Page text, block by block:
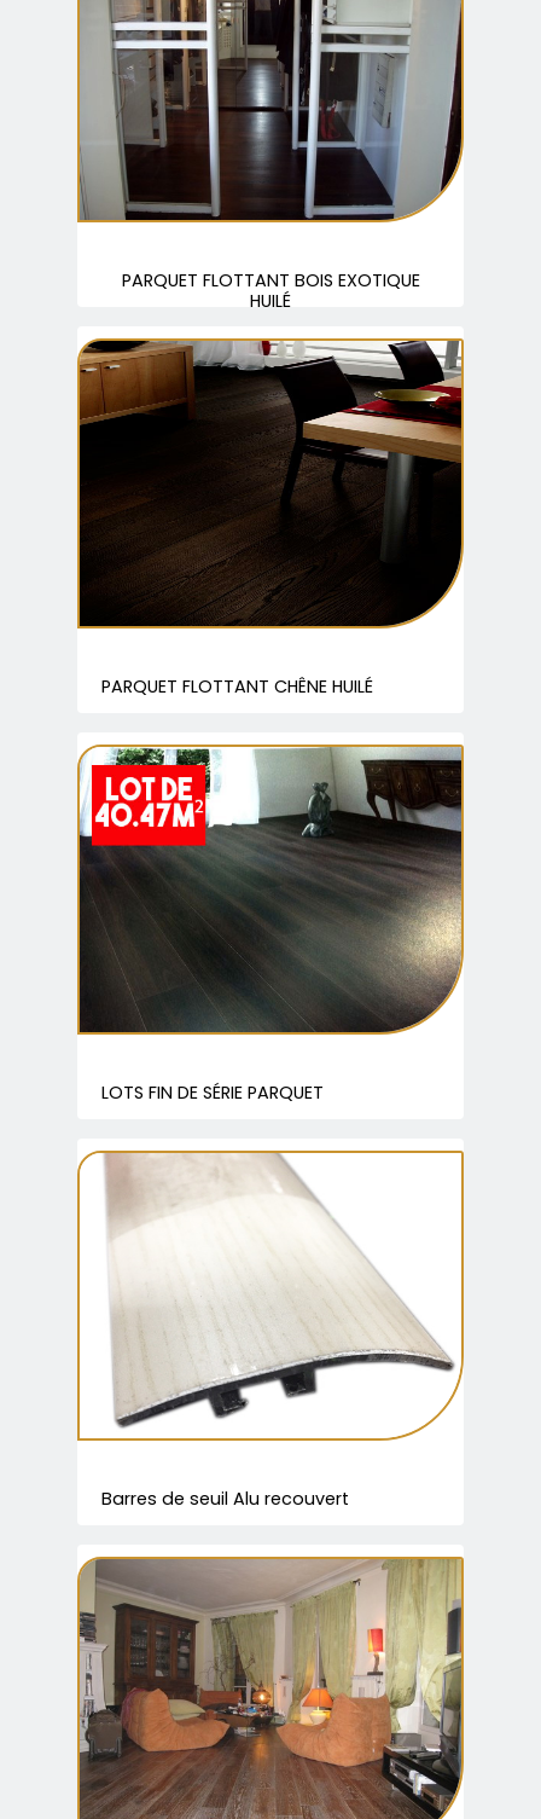
PARQUET FLOTTANT BOIS EXOTIQUE
HUILÉ
PARQUET FLOTTANT CHÊNE HUILÉ
LOTS FIN DE SÉRIE PARQUET
Barres de seuil Alu recouvert